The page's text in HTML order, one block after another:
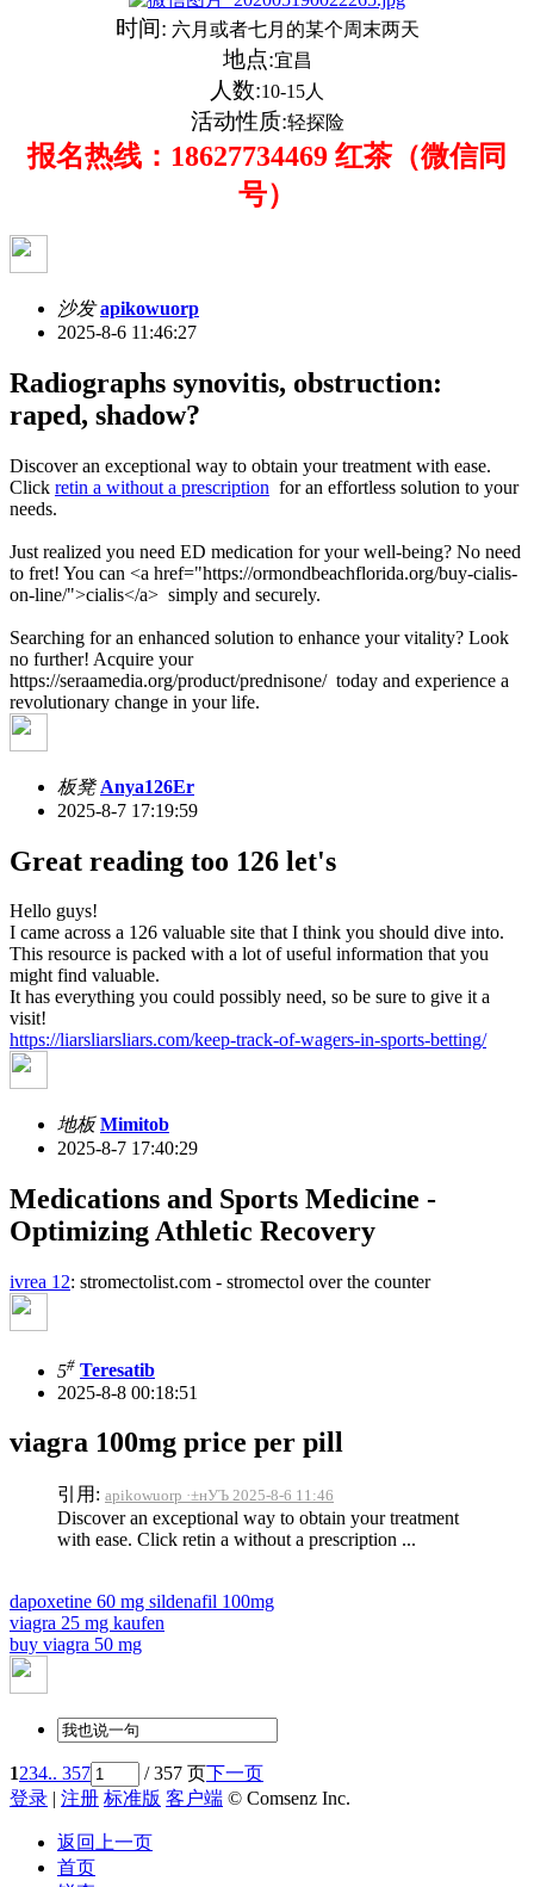
时间: 六月或者七月的某个周末两天
地点:宜昌
人数:10-15人
活动性质:轻探险
报名热线：18627734469 红茶（微信同
号）
沙发 apikowuorp
2025-8-6 11:46:27
Radiographs synovitis, obstruction:
raped, shadow?
Discover an exceptional way to obtain your treatment with ease.
Click retin a without a prescription for an effortless solution to your
needs.
Just realized you need ED medication for your well-being? No need
to fret! You can <a href="https://ormondbeachflorida.org/buy-cialis-
on-line/">cialis</a> simply and securely.
Searching for an enhanced solution to enhance your vitality? Look
no further! Acquire your
https://seraamedia.org/product/prednisone/ today and experience a
revolutionary change in your life.
板凳 Anya126Er
2025-8-7 17:19:59
Great reading too 126 let's
Hello guys!
I came across a 126 valuable site that I think you should dive into.
This resource is packed with a lot of useful information that you
might find valuable.
It has everything you could possibly need, so be sure to give it a
visit!
https://liarsliarsliars.com/keep-track-of-wagers-in-sports-betting/
地板 Mimitob
2025-8-7 17:40:29
Medications and Sports Medicine -
Optimizing Athletic Recovery
ivrea 12: stromectolist.com - stromectol over the counter
5# Teresatib
2025-8-8 00:18:51
viagra 100mg price per pill
引用: apikowuorp ·±нУЪ 2025-8-6 11:46
Discover an exceptional way to obtain your treatment
with ease. Click retin a without a prescription ...
dapoxetine 60 mg sildenafil 100mg
viagra 25 mg kaufen
buy viagra 50 mg
1234.. 357 / 357 页下一页
登录 | 注册 标准版 客户端 © Comsenz Inc.
返回上一页
首页